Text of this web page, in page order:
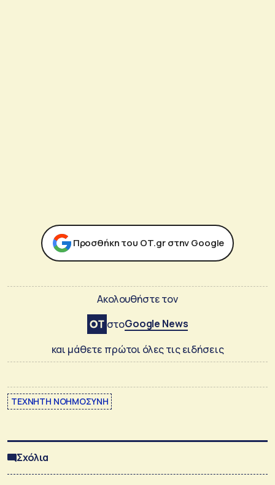
Προσθήκη του ΟΤ.gr στην Google
Ακολουθήστε τον
στοGoogle News
και μάθετε πρώτοι όλες τις ειδήσεις
ΤΕΧΝΗΤΗ ΝΟΗΜΟΣΥΝΗ
Σχόλια